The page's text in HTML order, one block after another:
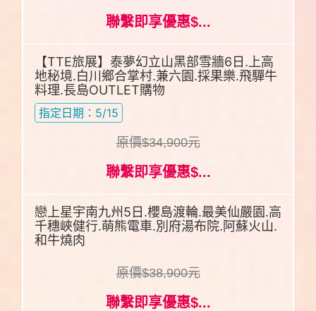
聯繫即享優惠$...
【TTE旅展】泰夢幻立山黑部雪牆6日.上高
地秘境.白川鄉合掌村.兼六園.採果樂.飛驒牛
料理.長島OUTLET購物
指定日期：5/15
原價$34,900元
聯繫即享優惠$...
戀上星宇南九州5日.櫻島渡輪.最美仙嚴園.高
千穗峽健行.萌熊電車.別府湯布院.阿蘇火山.
和牛燒肉
原價$38,900元
聯繫即享優惠$...